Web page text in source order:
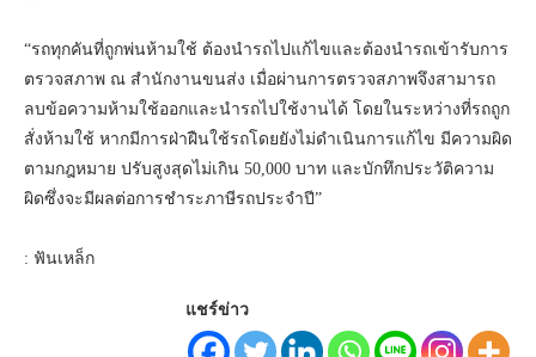
“รถทุกคันที่ถูกพ่นห้ามใช้ ต้องนำรถไปแก้ไขและต้องนำรถเข้ารับการ
ตรวจสภาพ ณ สำนักงานขนส่ง เมื่อผ่านการตรวจสภาพจึงสามารถ
ลบข้อความห้ามใช้ออกและนำรถไปใช้งานได้ โดยในระหว่างที่รถถูก
สั่งห้ามใช้ หากมีการฝ่าฝืนใช้รถโดยยังไม่ดำเนินการแก้ไข มีความผิด
ตามกฎหมาย ปรับสูงสุดไม่เกิน 50,000 บาท และบักทึกประวัติความ
ผิดซึ่งจะมีผลต่อการชำระภาษีรถประจำปี”
: ฟันเหล็ก
แชร์ข่าว